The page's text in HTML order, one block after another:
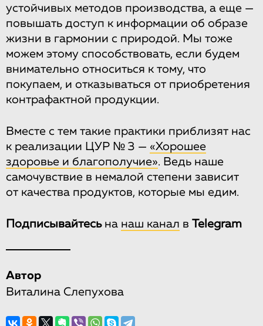
устойчивых методов производства, а еще —
повышать доступ к информации об образе
жизни в гармонии с природой. Мы тоже
можем этому способствовать, если будем
внимательно относиться к тому, что
покупаем, и отказываться от приобретения
контрафактной продукции.
Вместе с тем такие практики приблизят нас
к реализации ЦУР № 3 — «Хорошее
здоровье и благополучие». Ведь наше
самочувствие в немалой степени зависит
от качества продуктов, которые мы едим.
Подписывайтесьна наш канал в Telegram
Автор
Виталина Слепухова